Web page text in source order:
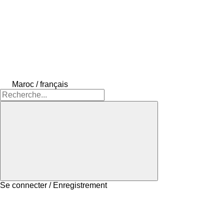
Maroc / français
Se connecter / Enregistrement